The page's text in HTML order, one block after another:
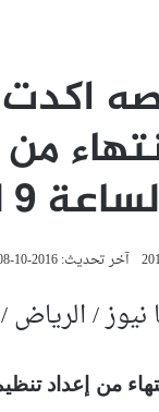
9 ليلاً
آخر تحديث: 2016-10-08